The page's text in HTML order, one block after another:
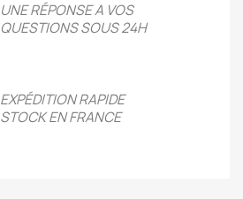
UNE RÉPONSE A VOS
QUESTIONS SOUS 24H
EXPÉDITION RAPIDE
STOCK EN FRANCE